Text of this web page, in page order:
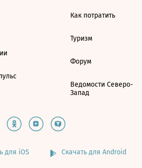
Как потратить
Туризм
Форум
Ведомости Северо-
Запад
для iOS Скачать для Android